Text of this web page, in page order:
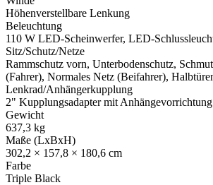
Höhenverstellbare Lenkung
Beleuchtung
110 W LED-Scheinwerfer, LED-
Sitz/Schutz/Netze
Rammschutz vorn, Unterbodenschutz,
(Fahrer), Normales Netz (Beifahrer),
Lenkrad/Anhängerkupplung
2" Kupplungsadapter mit
Gewicht
637,3 kg
Maße (LxBxH)
302,2 × 157,8 × 180,6 cm
Farbe
Triple Black